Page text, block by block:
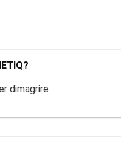
dimagrire